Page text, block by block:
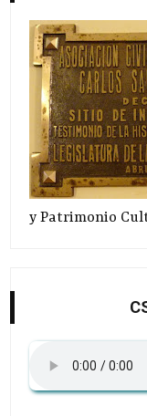
y Patrimonio